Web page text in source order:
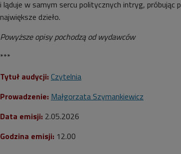
i ląduje w samym sercu politycznych intryg, próbując
największe dzieło.
Powyższe opisy pochodzą od wydawców
***
Tytuł audycji: Czytelnia
Prowadzenie: Małgorzata Szymankiewicz
Data emisji: 2.05.2026
Godzina emisji: 12.00